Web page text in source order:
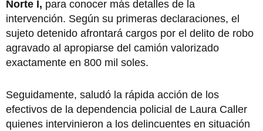
Norte I, para conocer más detalles de la
intervención. Según su primeras declaraciones, el
sujeto detenido afrontará cargos por el delito de robo
agravado al apropiarse del camión valorizado
exactamente en 800 mil soles.
Seguidamente, saludó la rápida acción de los
efectivos de la dependencia policial de Laura Caller
quienes intervinieron a los delincuentes en situación